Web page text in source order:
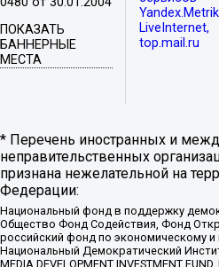
ПОКАЗАТЬ
БАННЕРНЫЕ
МЕСТА
LiveInternet,
top.mail.ru
* Перечень иностранных и
неправительственных
признана нежелательной на
Федерации:
Национальный фонд в поддержку
Общество Фонд Содействия, Фонд
российский фонд по экономическому
Национальный Демократический
MEDIA DEVELOPMENT INVESTMENT